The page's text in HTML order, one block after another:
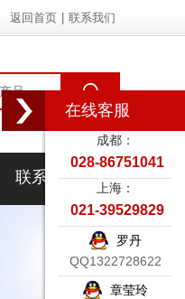
返回首页 联系我们
联系我们
在线客服
成都：
028-86751041
上海：
021-39529829
罗丹
QQ1322728622
章莹玲